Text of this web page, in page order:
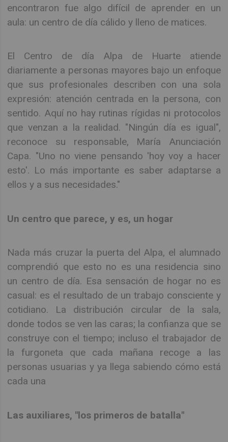
encontraron fue algo difícil de aprender en un
aula: un centro de día cálido y lleno de matices.
El Centro de día Alpa de Huarte atiende
diariamente a personas mayores bajo un enfoque
que sus profesionales describen con una sola
expresión: atención centrada en la persona, con
sentido. Aquí no hay rutinas rígidas ni protocolos
que venzan a la realidad. "Ningún día es igual",
reconoce su responsable, María Anunciación
Capa. "Uno no viene pensando 'hoy voy a hacer
esto'. Lo más importante es saber adaptarse a
ellos y a sus necesidades."
Un centro que parece, y es, un hogar
Nada más cruzar la puerta del Alpa, el alumnado
comprendió que esto no es una residencia sino
un centro de día. Esa sensación de hogar no es
casual: es el resultado de un trabajo consciente y
cotidiano. La distribución circular de la sala,
donde todos se ven las caras; la confianza que se
construye con el tiempo; incluso el trabajador de
la furgoneta que cada mañana recoge a las
personas usuarias y ya llega sabiendo cómo está
cada una
Las auxiliares, "los primeros de batalla"